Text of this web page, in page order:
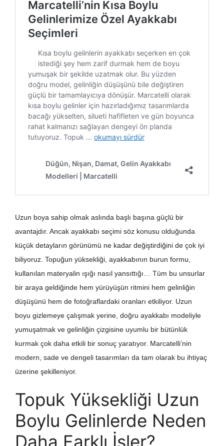
Uzun boya sahip olmak aslında başlı başına güçlü bir
avantajdır. Ancak ayakkabı seçimi söz konusu olduğunda
küçük detayların görünümü ne kadar değiştirdiğini de çok iyi
biliyoruz. Topuğun yüksekliği, ayakkabının burun formu,
kullanılan materyalin ışığı nasıl yansıttığı… Tüm bu unsurlar
bir araya geldiğinde hem yürüyüşün ritmini hem gelinliğin
düşüşünü hem de fotoğraflardaki oranları etkiliyor. Uzun
boyu gizlemeye çalışmak yerine, doğru ayakkabı modeliyle
yumuşatmak ve gelinliğin çizgisine uyumlu bir bütünlük
kurmak çok daha etkili bir sonuç yaratıyor. Marcatelli’nin
modern, sade ve dengeli tasarımları da tam olarak bu ihtiyaç
üzerine şekilleniyor.
Topuk Yüksekliği Uzun
Boylu Gelinlerde Neden
Daha Farklı İşler?